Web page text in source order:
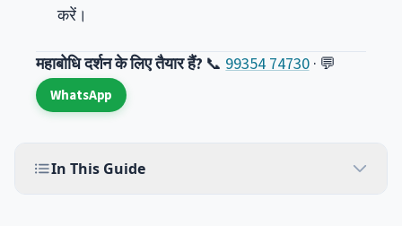
करें।
महाबोधि दर्शन के लिए तैयार हैं? 📞99354 74730· 💬
WhatsApp
In This Guide